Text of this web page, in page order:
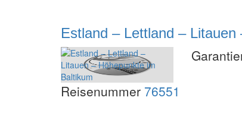
Estland – Lettland –
Reisenummer 76551